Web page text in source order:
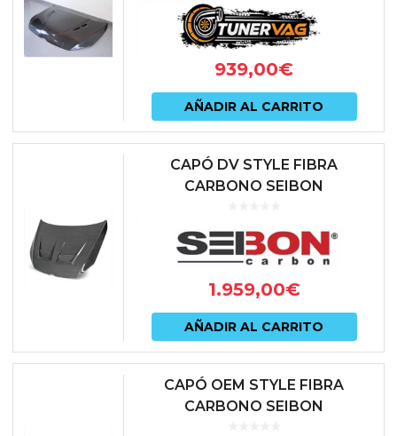
939,00€
AÑADIR AL CARRITO
CAPÓ DV STYLE FIBRA
CARBONO SEIBON
TCR | R
1.959,00€
AÑADIR AL CARRITO
CAPÓ OEM STYLE FIBRA
CARBONO SEIBON